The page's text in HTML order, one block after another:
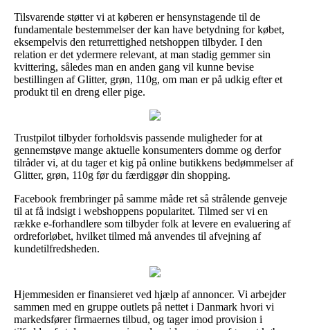
Tilsvarende støtter vi at køberen er hensynstagende til de
fundamentale bestemmelser der kan have betydning for købet,
eksempelvis den returrettighed netshoppen tilbyder. I den
relation er det ydermere relevant, at man stadig gemmer sin
kvittering, således man en anden gang vil kunne bevise
bestillingen af Glitter, grøn, 110g, om man er på udkig efter et
produkt til en dreng eller pige.
Trustpilot tilbyder forholdsvis passende muligheder for at
gennemstøve mange aktuelle konsumenters domme og derfor
tilråder vi, at du tager et kig på online butikkens bedømmelser af
Glitter, grøn, 110g før du færdiggør din shopping.
Facebook frembringer på samme måde ret så strålende genveje
til at få indsigt i webshoppens popularitet. Tilmed ser vi en
række e-forhandlere som tilbyder folk at levere en evaluering af
ordreforløbet, hvilket tilmed må anvendes til afvejning af
kundetilfredsheden.
Hjemmesiden er finansieret ved hjælp af annoncer. Vi arbejder
sammen med en gruppe outlets på nettet i Danmark hvori vi
markedsfører firmaernes tilbud, og tager imod provision i